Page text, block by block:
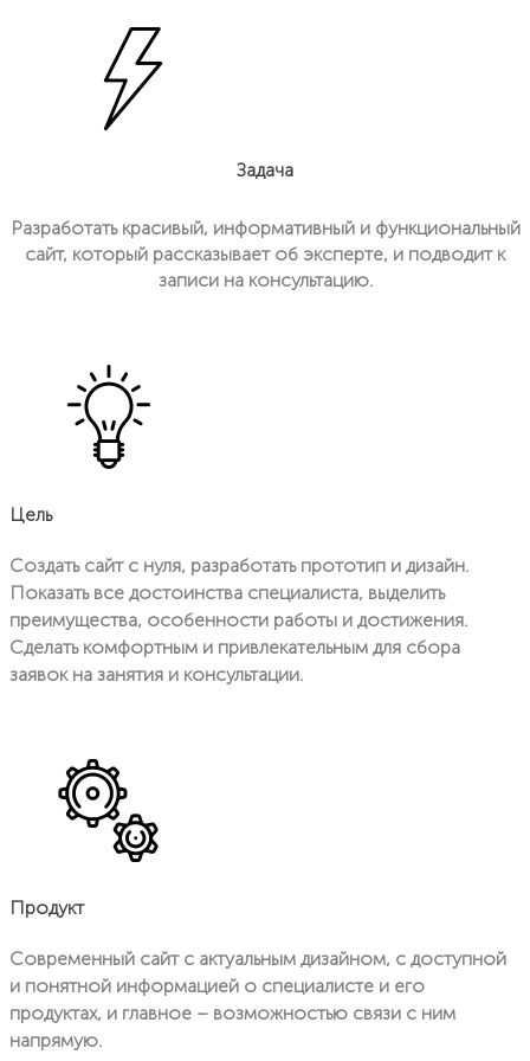
Задача
Разработать красивый, информативный и функциональный
сайт, который рассказывает об эксперте, и подводит к
записи на консультацию.
Цель
Создать сайт с нуля, разработать прототип и дизайн.
Показать все достоинства специалиста, выделить
преимущества, особенности работы и достижения.
Сделать комфортным и привлекательным для сбора
заявок на занятия и консультации.
Продукт
Современный сайт с актуальным дизайном, с доступной
и понятной информацией о специалисте и его
продуктах, и главное – возможностью связи с ним
напрямую.
являющееся владельцем веб-сайта
1.8.Оператор — компания, осуществляющая
обработку персональных данных Пользователей
веб-сайта в целях предоставления последним
авторизованного доступа ко всем сервисам веб-
персональных данных, состав персональных
уничтожения персональных данных
пользователей.
1.9. Персональные данные — любая
1.10. Персональные данные, разрешенные
субъектом персональных данных для
распространения, — персональные данные,
доступ неограниченного круга лиц к которым
предоставлен субъектом персональных данных
путем дачи согласия на обработку персональных
предусмотренном Законом о персональных
разрешенные для распространения).
1.11. Пользователь — любой посетитель веб-
сайта https://endesign.ru/.
1.12. Предоставление персональных данных —
действия, направленные на раскрытие
персональных данных определенному лицу или
любые действия, направленные на раскрытие
персональных данных неопределенному кругу
лиц (передача персональных данных) или на
ознакомление с персональными данными
неограниченного круга лиц, в том числе
обнародование персональных данных в
или предоставление доступа к персональным
1.14. Уничтожение персональных данных —
любые действия, в результате которых
безвозвратно с невозможностью дальнейшего
восстановления содержания персональных